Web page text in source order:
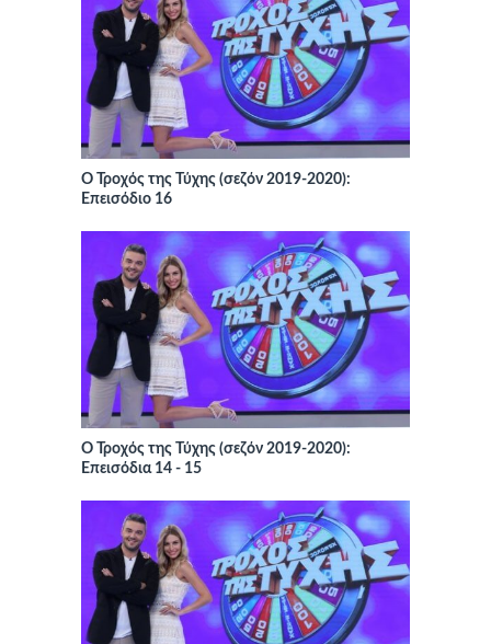
Ο Τροχός της Τύχης (σεζόν 2019-2020):
Επεισόδιο 16
Ο Τροχός της Τύχης (σεζόν 2019-2020):
Επεισόδια 14 - 15